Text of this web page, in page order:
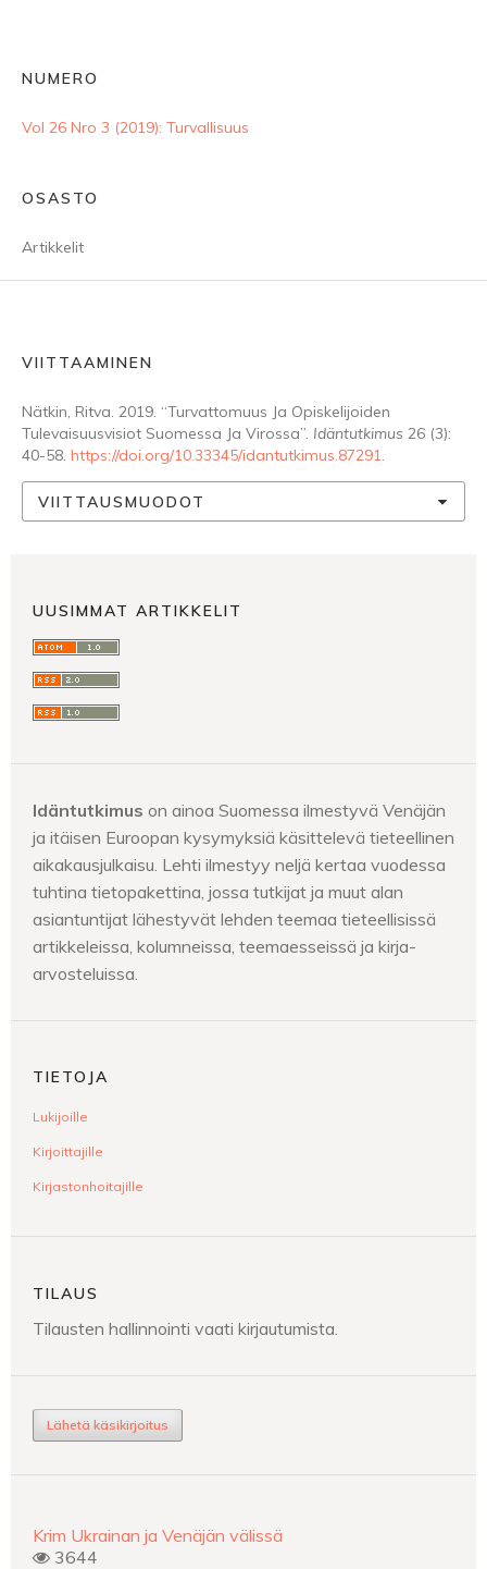
NUMERO
Vol 26 Nro 3 (2019): Turvallisuus
OSASTO
Artikkelit
VIITTAAMINEN
Nätkin, Ritva. 2019. “Turvattomuus Ja Opiskelijoiden
Tulevaisuusvisiot Suomessa Ja Virossa”. Idäntutkimus 26 (3):
40-58. https://doi.org/10.33345/idantutkimus.87291.
VIITTAUSMUODOT
UUSIMMAT ARTIKKELIT
Idäntutkimus on ainoa Suomessa ilmestyvä Venäjän
ja itäisen Euroopan kysymyksiä käsittelevä tieteellinen
aikakausjulkaisu. Lehti ilmestyy neljä kertaa vuodessa
tuhtina tietopakettina, jossa tutkijat ja muut alan
asiantuntijat lähestyvät lehden teemaa tieteellisissä
artikkeleissa, kolumneissa, teemaesseissä ja kirja-
arvosteluissa.
TIETOJA
Lukijoille
Kirjoittajille
Kirjastonhoitajille
TILAUS
Tilausten hallinnointi vaati kirjautumista.
Lähetä käsikirjoitus
Krim Ukrainan ja Venäjän välissä
3644